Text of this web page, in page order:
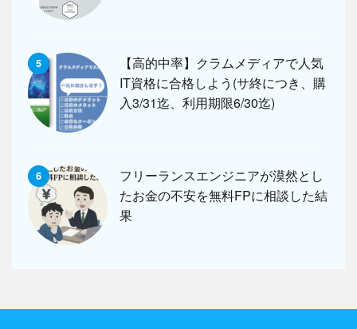
5
【高的中率】クラムメディアで人気
IT資格に合格しよう(サ終につき、購
入3/31迄、利用期限6/30迄)
6
フリーランスエンジニアが漠然とし
たお金の不安を無料FPに相談した結
果